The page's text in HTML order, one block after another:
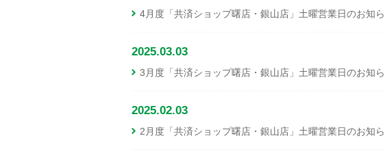
4月度「共済ショップ曙店・銀山店」土曜営業日のお知
2025.03.03
3月度「共済ショップ曙店・銀山店」土曜営業日のお知
2025.02.03
2月度「共済ショップ曙店・銀山店」土曜営業日のお知